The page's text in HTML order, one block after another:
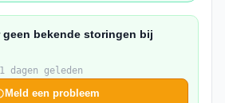
geen bekende storingen bij
dagen geleden
Meld een probleem